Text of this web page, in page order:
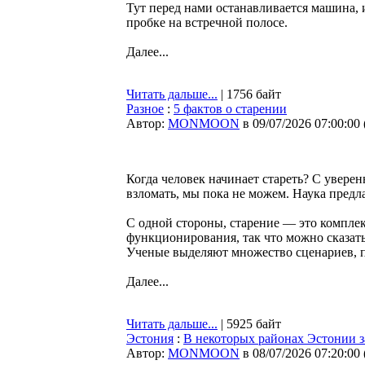
Тут перед нами останавливается
пробке на встречной полосе.
Далее...
Читать дальше... | 1756 байт
Разное : 5 фактов о старении
Автор: MONMOON в 09/07/2026 07:00:00
Когда человек начинает стареть? С
взломать, мы пока не можем. Наука
С одной стороны, старение — это
функционирования, так что можно
Ученые выделяют множество сценариев,
Далее...
Читать дальше... | 5925 байт
Эстония : В некоторых районах Эстонии
Автор: MONMOON в 08/07/2026 07:20:00